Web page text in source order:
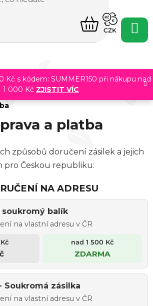
Kč s kódem: SUMMER150 při nákupu nad
1 000 Kč ZJISTIT VÍC
NÁKUPNÍ
KOŠÍK
CZK
a platba
způsobů doručení zásilek a jejich
pro Českou republiku:
NA ADRESU
soukromý balík
na vlastní adresu v ČR
ZDARMA
Soukromá zásilka
na vlastní adresu v ČR